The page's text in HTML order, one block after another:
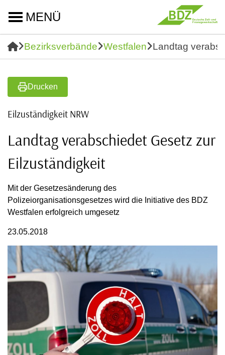
MENÜ
Bezirksverbände Westfalen Landtag
Drucken
Eilzuständigkeit NRW
Landtag verabschiedet Gesetz zur
Eilzuständigkeit
Mit der Gesetzesänderung des
Polizeiorganisationsgesetzes wird die Initiative des BDZ
Westfalen erfolgreich umgesetz
23.05.2018